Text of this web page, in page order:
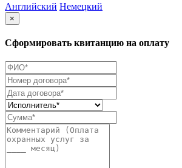
Английский Немецкий
×
Сформировать квитанцию на оплату